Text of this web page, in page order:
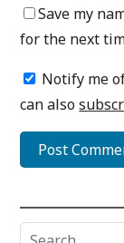
Save my
for the next
Notify me
can also